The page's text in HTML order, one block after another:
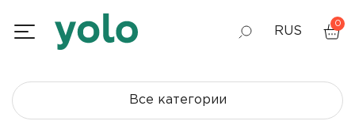
RUS
GEO
0
Все категории